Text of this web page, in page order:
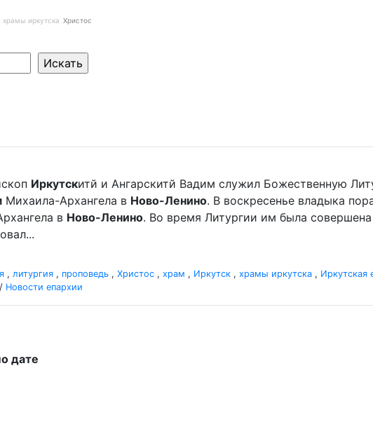
храмы иркутска Христос
Иркутскитй и Ангарскитй Вадим служил Божественную
Михаила-Архангела в Ново-Ленино. В воскресенье владыка
в Ново-Ленино. Во время Литургии им была совершена
, литургия , проповедь , Христос , храм , Иркутск , храмы иркутска , Иркутская
/ Новости епархии
дате